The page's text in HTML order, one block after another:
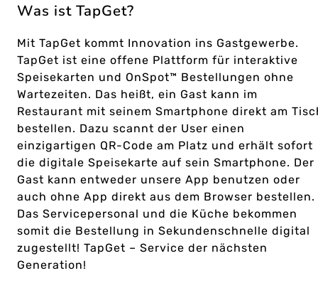
Was ist TapGet?
Mit TapGet kommt Innovation ins Gastgewerbe.
TapGet ist eine offene Plattform für interaktive
Speisekarten und OnSpot™ Bestellungen ohne
Wartezeiten. Das heißt, ein Gast kann im
Restaurant mit seinem Smartphone direkt am
bestellen. Dazu scannt der User einen
einzigartigen QR-Code am Platz und erhält sofort
die digitale Speisekarte auf sein Smartphone. Der
Gast kann entweder unsere App benutzen oder
auch ohne App direkt aus dem Browser bestellen.
Das Servicepersonal und die Küche bekommen
somit die Bestellung in Sekundenschnelle digital
zugestellt! TapGet – Service der nächsten
Generation!